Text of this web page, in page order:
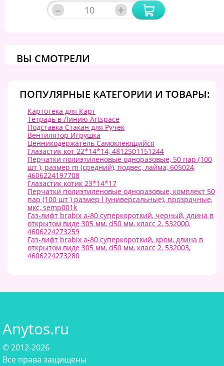
– +
ВЫ СМОТРЕЛИ
ПОПУЛЯРНЫЕ КАТЕГОРИИ И ТОВАРЫ:
Картотека для Карт
Тетрадь в Линию Artspace
Подставка Стакан для Ручек
Вентилятор Игрушка
Ценникодержатель Самоклеющийся
Глазастик кот 22*14*14, 4812501151244
Перчатки полиэтиленовые одноразовые, 50 пар (100
шт ), размер m (средний), подвес, лайма, 605024,
4606224197708
Глазастик котик 23*14*17
Перчатки полиэтиленовые одноразовые, комплект 50
пар (100 шт ) размер l (универсальные), прозрачные,
мкс, semp001k
Газ-лифт brabix a-80 суперкороткий, черный, длина в
открытом виде 305 мм, d50 мм, класс 2, 532000,
4606224273259
Газ-лифт brabix a-80 суперкороткий, хром, длина в
открытом виде 305 мм, d50 мм, класс 2, 532003,
4606224273280
Anytos.ru
© 2012-2026
Все права защищены